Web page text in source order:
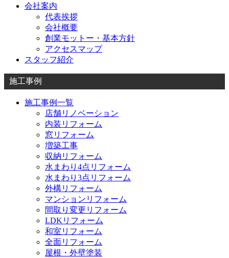
会社案内
代表挨拶
会社概要
創業モットー・基本方針
アクセスマップ
スタッフ紹介
施工事例
施工事例一覧
店舗リノベーション
内装リフォーム
窓リフォーム
増築工事
収納リフォーム
水まわり4点リフォーム
水まわり3点リフォーム
外構リフォーム
マンションリフォーム
間取り変更リフォーム
LDKリフォーム
和室リフォーム
全面リフォーム
屋根・外壁塗装